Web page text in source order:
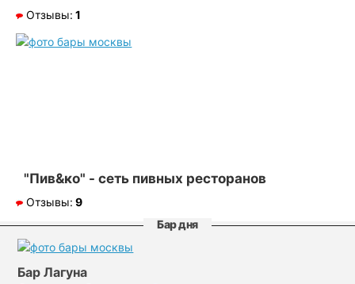
Отзывы: 1
"Пив&ко" - сеть пивных ресторанов
Отзывы: 9
Бар дня
Бар Лагуна